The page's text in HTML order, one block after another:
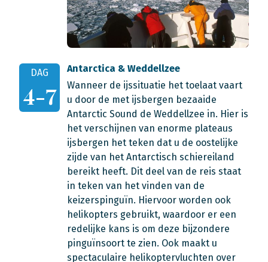
DAG
4-7
Antarctica & Weddellzee
Wanneer de ijssituatie het toelaat vaart
u door de met ijsbergen bezaaide
Antarctic Sound de Weddellzee in. Hier is
het verschijnen van enorme plateaus
ijsbergen het teken dat u de oostelijke
zijde van het Antarctisch schiereiland
bereikt heeft. Dit deel van de reis staat
in teken van het vinden van de
keizerspinguïn. Hiervoor worden ook
helikopters gebruikt, waardoor er een
redelijke kans is om deze bijzondere
pinguïnsoort te zien. Ook maakt u
spectaculaire helikoptervluchten over